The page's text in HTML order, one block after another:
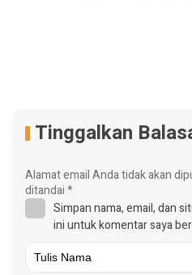
Tinggalkan
Alamat email Anda tidak akan
ditandai*
Simpan nama, email, dan
ini untuk komentar saya